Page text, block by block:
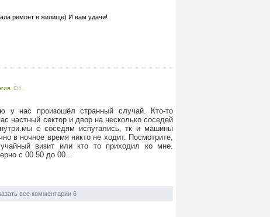
ремонт в жилище) И вам удачи!
Об...
у нас произошёл странный случай. Кто-то
частный сектор и двор на несколько соседей
с соседям испугались, тк и машины
в ночное время никто не ходит. Посмотрите,
визит или кто то приходил ко мне.
с 00.50 до 00...
все комментарии 6